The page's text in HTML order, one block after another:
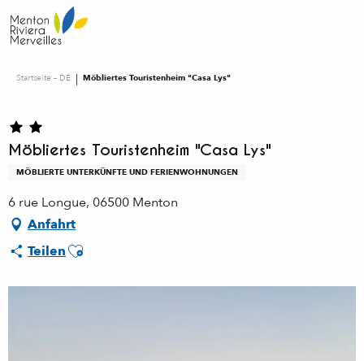
au
contenu
Startseite – DE Möbliertes Touristenheim "Casa Lys"
Möbliertes Touristenheim "Casa Lys"
MÖBLIERTE UNTERKÜNFTE UND FERIENWOHNUNGEN
6 rue Longue, 06500 Menton
Anfahrt
TeilenAjouter aux favoris